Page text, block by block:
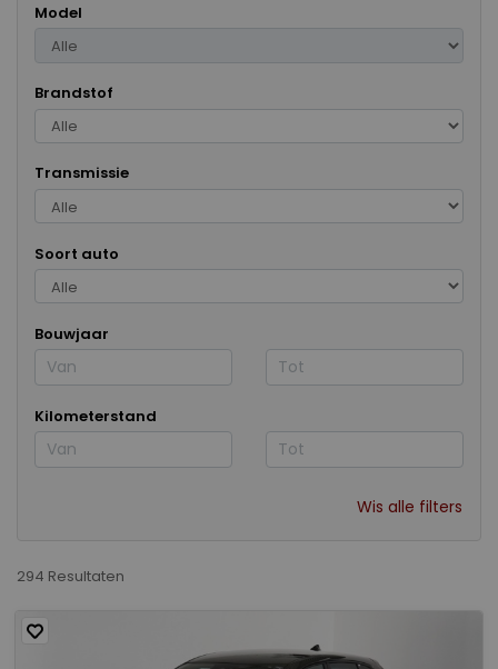
Model
Brandstof
Transmissie
Soort auto
Bouwjaar
Kilometerstand
Wis alle filters
294 Resultaten